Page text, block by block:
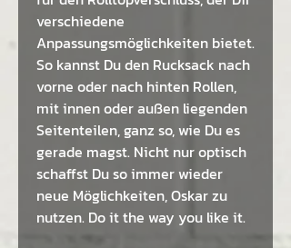
verschiedene
Anpassungsmöglichkeiten bietet.
So kannst Du den Rucksack nach
vorne oder nach hinten Rollen,
mit innen oder außen liegenden
Seitenteilen, ganz so, wie Du es
gerade magst. Nicht nur optisch
schaffst Du so immer wieder
neue Möglichkeiten, Oskar zu
nutzen. Do it the way you like it.